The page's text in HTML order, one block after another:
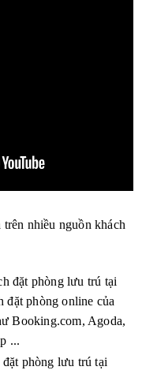
nhiều nguồn khách
đặt phòng lưu trú tại
đặt phòng online của
Booking.com, Agoda,
...
phòng lưu trú tại